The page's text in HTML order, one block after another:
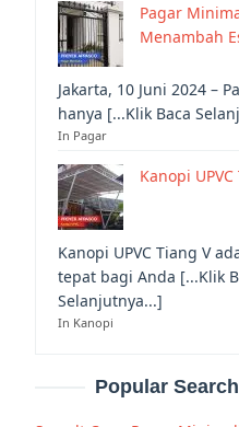
Pagar
Menambah
Jakarta, 10 Juni 2024 –
hanya [...Klik Baca
In Pagar
Kanopi
Kanopi UPVC Tiang V
tepat bagi Anda [...Klik
Selanjutnya...]
In Kanopi
Popular